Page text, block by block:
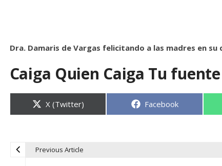
Dra. Damaris de Vargas felicitando a las madres en su
Caiga Quien Caiga Tu
Compartir
en
X (Twitter) Compartir
Facebook
Previous Article